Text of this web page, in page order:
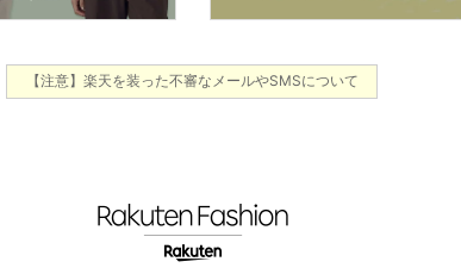
【注意】楽天を装った不審なメールやSMSについて